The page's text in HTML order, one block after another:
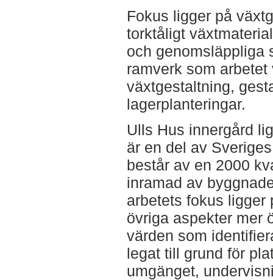
Fokus ligger på
torktåligt
och genomsläppliga
ramverk som
växtgestaltning,
lagerplanteringar.
Ulls Hus innergård
är en del av
består av en 2000
inramad av
arbetets fokus ligger
övriga aspekter mer
värden som
legat till grund för
umgänget,